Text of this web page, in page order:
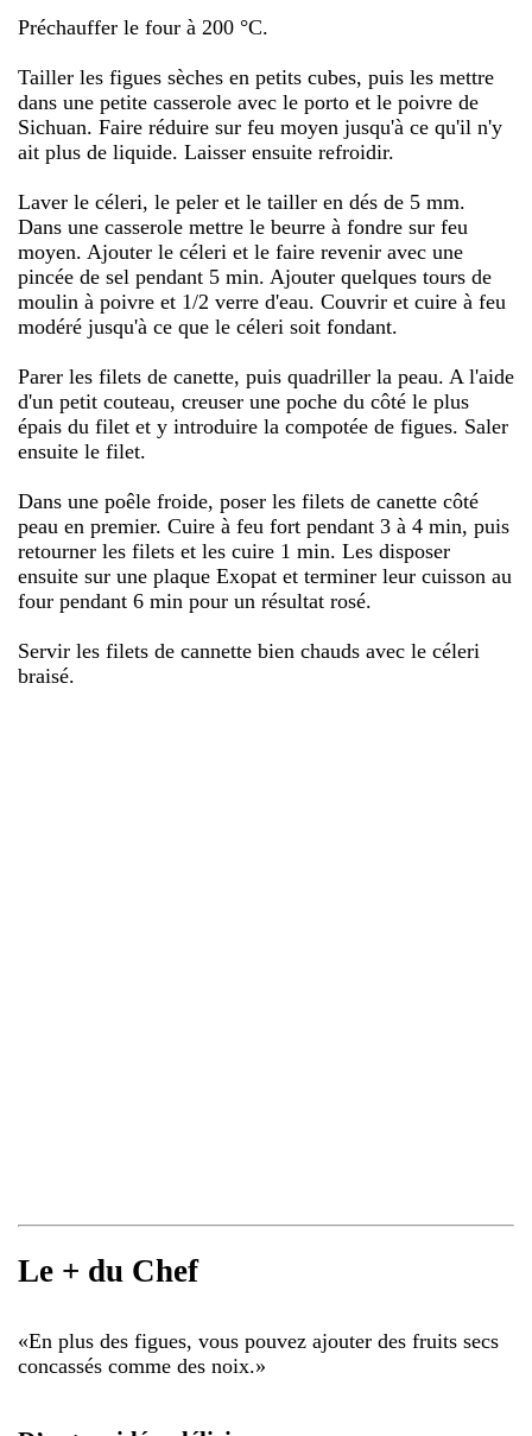
Préchauffer le four à 200 °C.
Tailler les figues sèches en petits cubes, puis les mettre
dans une petite casserole avec le porto et le poivre de
Sichuan. Faire réduire sur feu moyen jusqu'à ce qu'il n'y
ait plus de liquide. Laisser ensuite refroidir.
Laver le céleri, le peler et le tailler en dés de 5 mm.
Dans une casserole mettre le beurre à fondre sur feu
moyen. Ajouter le céleri et le faire revenir avec une
pincée de sel pendant 5 min. Ajouter quelques tours de
moulin à poivre et 1/2 verre d'eau. Couvrir et cuire à feu
modéré jusqu'à ce que le céleri soit fondant.
Parer les filets de canette, puis quadriller la peau. A l'aide
d'un petit couteau, creuser une poche du côté le plus
épais du filet et y introduire la compotée de figues. Saler
ensuite le filet.
Dans une poêle froide, poser les filets de canette côté
peau en premier. Cuire à feu fort pendant 3 à 4 min, puis
retourner les filets et les cuire 1 min. Les disposer
ensuite sur une plaque Exopat et terminer leur cuisson au
four pendant 6 min pour un résultat rosé.
Servir les filets de cannette bien chauds avec le céleri
braisé.
Le + du Chef
«En plus des figues, vous pouvez ajouter des fruits secs
concassés comme des noix.»